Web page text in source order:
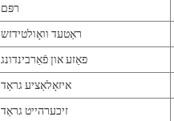
רפּם
ראַטעד וואָולטידזש
פאַזע און פֿאַרבינדונג
איזאָלאַציע גראַד
זיכערהייט גראַד